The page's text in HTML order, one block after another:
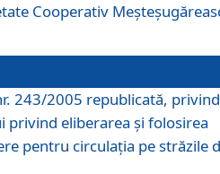
Cooperativ
243/2005 republicată, privind
privind eliberarea şi folosirea
pentru circulația pe străzile